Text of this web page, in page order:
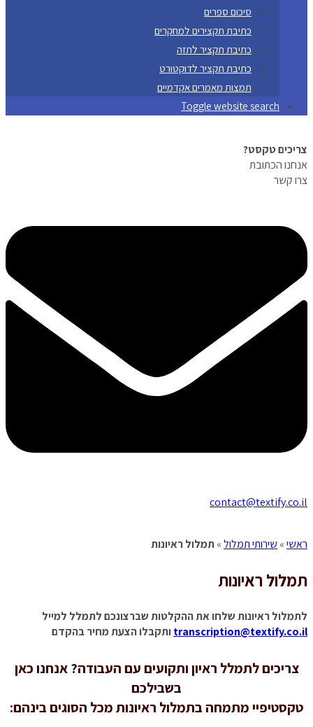
סיכום ספרים
כתיבת תקצירים למחקרים
כתיבת תקציר לתזה
כתיבת תקציר לדוקטורט
תמצות מאמרים אקדמיים
Toggle website search
צריכים טקסט?
אנחנו הכתובת
צרו קשר
contact@textify.co.il
ראשי» שירותי תמלול»תמלול ראיונות
תמלול ראיונות
לתמלול ראיונות שלחו את ההקלטות שברצונכם לתמלל למייל
transcription@textify.co.ilותקבלו הצעת מחיר בהקדם
צריכים לתמלל ראיון ותקועים עם העבודה? אנחנו כאן
בשבילכם
טקסטיפיי מתמחה בתמלול ראיונות מכל הסוגים בינהם: